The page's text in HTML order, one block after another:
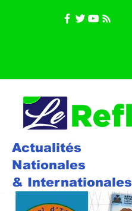
Actualités
Nationales
& Internationales